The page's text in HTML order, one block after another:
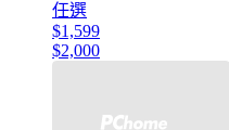
任選
$1,599
$2,000